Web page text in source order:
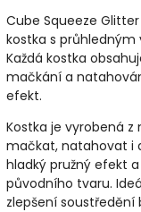
Cube Squeeze
kostka s
Každá kostka
mačkání a
efekt.
Kostka je vyrobená
mačkat, natahovat i
hladký pružný efekt
původního tvaru.
zlepšení soustředění